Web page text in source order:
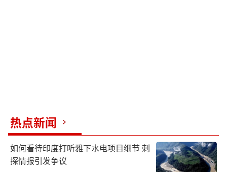
基础薄弱，最终被福建舰赶超。特别是在电磁
弹射器方面，福建舰的技术性能与实际运用均
优于福特级。此外，福建舰在舰载机与护航属
舰上也有显著优势，使得福特级目前只能依靠
热点新闻
如何看待印度打听雅下水电项目细节 刺
探情报引发争议